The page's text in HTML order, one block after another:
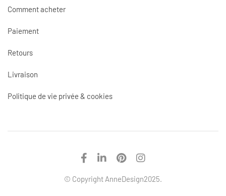
Comment acheter
Paiement
Retours
Livraison
Politique de vie privée & cookies
© Copyright AnneDesign2025.